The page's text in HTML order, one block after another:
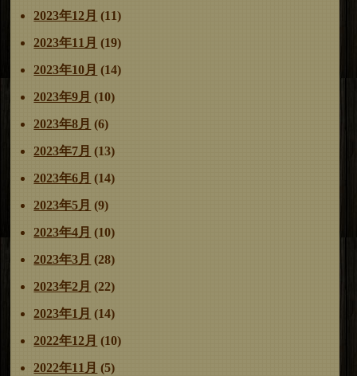
2023年12月 (11)
2023年11月 (19)
2023年10月 (14)
2023年9月 (10)
2023年8月 (6)
2023年7月 (13)
2023年6月 (14)
2023年5月 (9)
2023年4月 (10)
2023年3月 (28)
2023年2月 (22)
2023年1月 (14)
2022年12月 (10)
2022年11月 (5)